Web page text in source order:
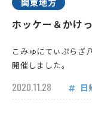
関東地方
ホッケー＆かけ
こみゅにてぃぷらざ
開催しました。
2020.11.28 日